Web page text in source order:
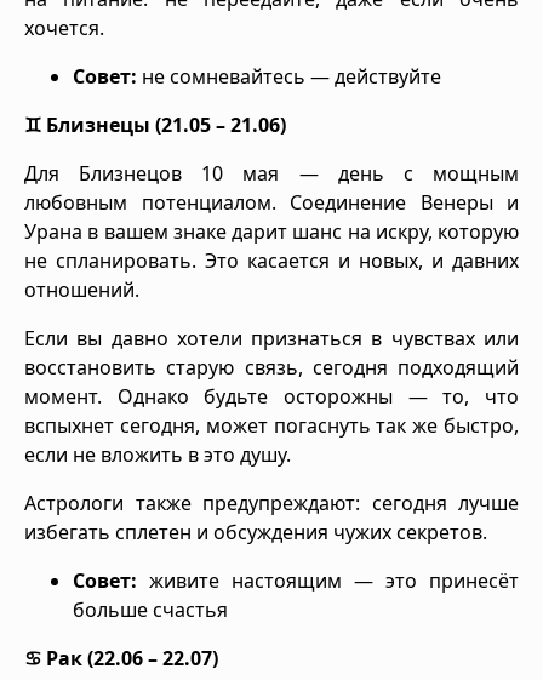
хочется.
Совет: не сомневайтесь — действуйте
♊ Близнецы (21.05 – 21.06)
Для Близнецов 10 мая — день с мощным
любовным потенциалом. Соединение Венеры и
Урана в вашем знаке дарит шанс на искру, которую
не спланировать. Это касается и новых, и давних
отношений.
Если вы давно хотели признаться в чувствах или
восстановить старую связь, сегодня подходящий
момент. Однако будьте осторожны — то, что
вспыхнет сегодня, может погаснуть так же быстро,
если не вложить в это душу.
Астрологи также предупреждают: сегодня лучше
избегать сплетен и обсуждения чужих секретов.
Совет: живите настоящим — это принесёт
больше счастья
♋ Рак (22.06 – 22.07)